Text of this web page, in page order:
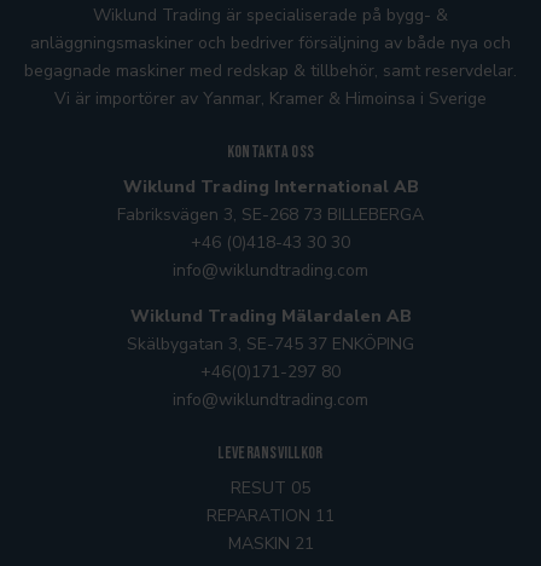
Wiklund Trading är specialiserade på bygg- &
anläggningsmaskiner och bedriver försäljning av både nya och
begagnade maskiner med redskap & tillbehör, samt reservdelar.
Vi är importörer av Yanmar, Kramer & Himoinsa i Sverige
Kontakta oss
Wiklund Trading International AB
Fabriksvägen 3, SE-268 73 BILLEBERGA
+46 (0)418-43 30 30
info@wiklundtrading.com
Wiklund Trading Mälardalen AB
Skälbygatan 3, SE-745 37 ENKÖPING
+46(0)171-297 80
info@wiklundtrading.com
Leveransvillkor
RESUT 05
REPARATION 11
MASKIN 21